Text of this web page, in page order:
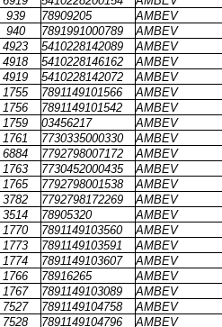
939
78909205 AMBEV
940
7891991000789 AMBEV
4923
5410228142089 AMBEV
4918
5410228146162 AMBEV
4919
5410228142072 AMBEV
1755
7891149101566 AMBEV
1756
7891149101542 AMBEV
1759
03456217 AMBEV
1761
7730335000330 AMBEV
6884
7792798007172 AMBEV
1763
7730452000435 AMBEV
1765
7792798001538 AMBEV
3782
7792798172269 AMBEV
3514
78905320 AMBEV
1770
7891149103560 AMBEV
1773
7891149103591 AMBEV
1774
7891149103607 AMBEV
1766
78916265 AMBEV
1767
7891149103089 AMBEV
7527
7891149104758 AMBEV
7528
7891149104796 AMBEV